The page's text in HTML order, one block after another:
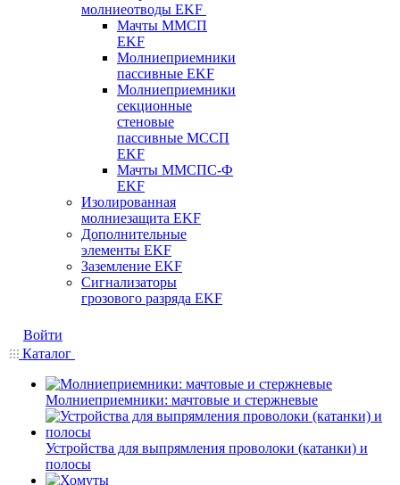
молниеотводы EKF
Мачты ММСП
EKF
Молниеприемники
пассивные EKF
Молниеприемники
секционные
стеновые
пассивные МССП
EKF
Мачты ММСПС-Ф
EKF
Изолированная
молниезащита EKF
Дополнительные
элементы EKF
Заземление EKF
Сигнализаторы
грозового разряда EKF
Войти
Каталог
Молниеприемники: мачтовые и стержневые
Устройства для выпрямления проволоки (катанки) и
полосы